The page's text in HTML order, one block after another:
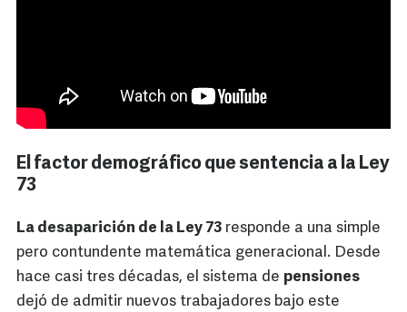
El factor demográfico que sentencia a la Ley
73
La desaparición de la Ley 73 responde a una simple
pero contundente matemática generacional. Desde
hace casi tres décadas, el sistema de pensiones
dejó de admitir nuevos trabajadores bajo este